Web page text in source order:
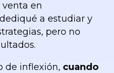
en
a estudiar y
pero no
de inflexión, cuando